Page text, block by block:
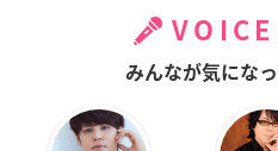
みんなが気にな